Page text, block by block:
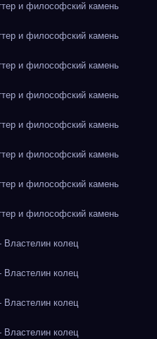
и философский камень
и философский камень
и философский камень
и философский камень
и философский камень
и философский камень
и философский камень
и философский камень
колец
колец
колец
колец